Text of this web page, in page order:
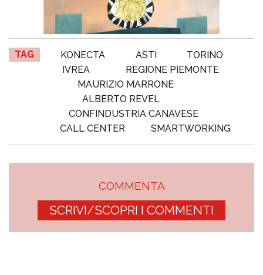
TAG KONECTA ASTI
TORINO
IVREA
REGIONE PIEMONTE
MAURIZIO MARRONE
ALBERTO REVEL
CONFINDUSTRIA CANAVESE
CALL CENTER
SMARTWORKING
COMMENTA
SCRIVI/SCOPRI I COMMENTI